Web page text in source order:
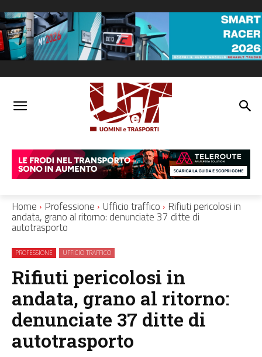
Home Professione Ufficio traffico Rifiuti pericolosi in
andata, grano al ritorno: denunciate 37 ditte di
autotrasporto
PROFESSIONE UFFICIO TRAFFICO
Rifiuti pericolosi in
andata, grano al ritorno:
denunciate 37 ditte di
autotrasporto